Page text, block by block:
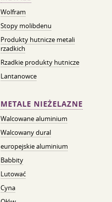
Wolfram
Stopy molibdenu
Produkty hutnicze metali
rzadkich
Rzadkie produkty hutnicze
Lantanowce
METALE NIEŻELAZNE
Walcowane aluminium
Walcowany dural
europejskie aluminium
Babbity
Lutować
Cyna